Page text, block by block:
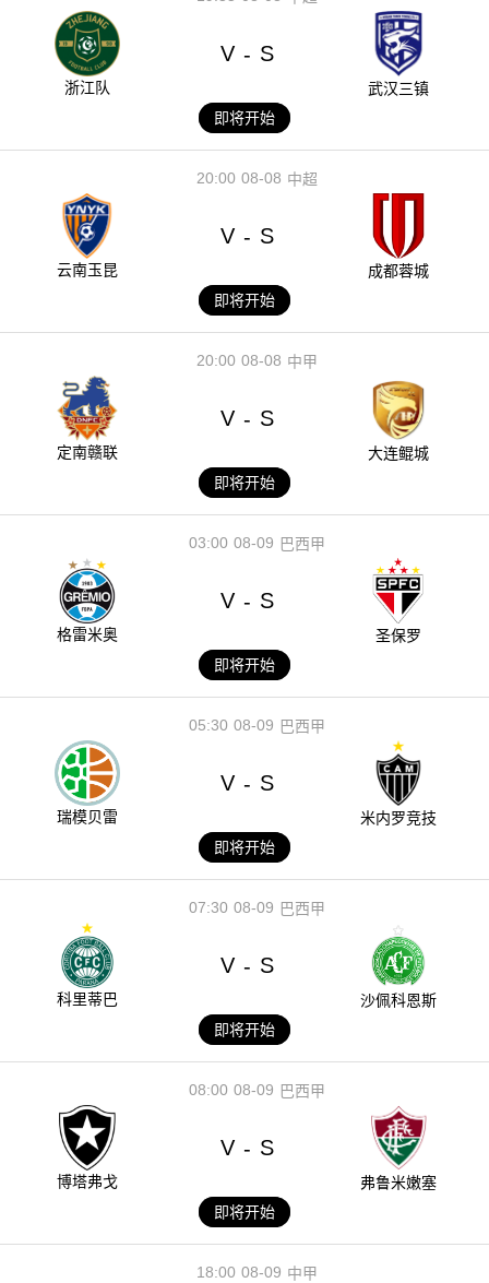
浙江队
V - S
武汉三镇
即将开始
08-08
20:00 中超
云南玉昆
V - S
成都蓉城
即将开始
08-08
20:00 中甲
定南赣联
V - S
大连鲲城
即将开始
08-09
03:00 巴西甲
格雷米奥
V - S
圣保罗
即将开始
08-09
05:30 巴西甲
瑞模贝雷
V - S
米内罗竞技
即将开始
08-09
07:30 巴西甲
科里蒂巴
V - S
沙佩科恩斯
即将开始
08-09
08:00 巴西甲
博塔弗戈
V - S
弗鲁米嫩塞
即将开始
08-09
18:00 中甲